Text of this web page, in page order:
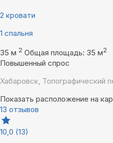
2 кровати
1 спальня
35 м 2 Общая площадь: 35 м2
Повышенный спрос
Хабаровск, Топографический
Показать расположение на
13 отзывов
10,0 (13)